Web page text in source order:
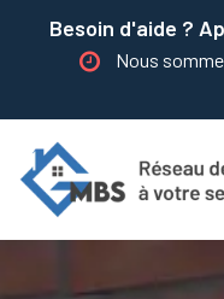
Besoin d'aide ?
Nous